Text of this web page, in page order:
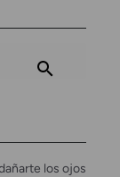
los ojos